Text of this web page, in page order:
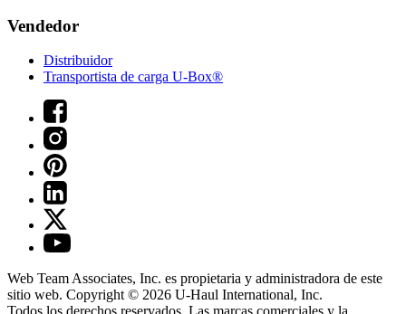
Vendedor
Distribuidor
Transportista de carga U-Box®
Web Team Associates, Inc. es propietaria y administradora de este
sitio web. Copyright © 2026 U-Haul International, Inc.